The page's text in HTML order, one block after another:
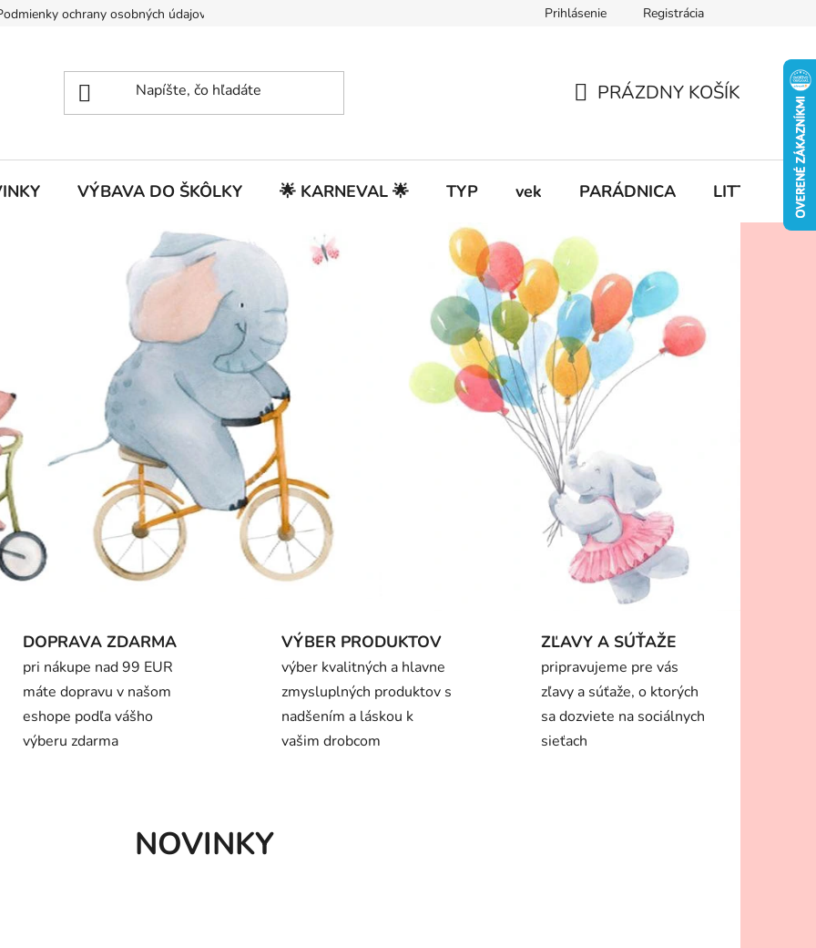
ochrany osobných údajov Prihlásenie Registrácia
KOŠÍK
PRÁZDNY KOŠÍK
VÝBAVA DO ŠKÔLKY 🌟 KARNEVAL 🌟 TYP vek PARÁDNICA LITTLE
Nasledujúce
DOPRAVA ZDARMA
pri nákupe nad 99 EUR
máte dopravu v našom
eshope podľa vášho
výberu zdarma
VÝBER PRODUKTOV
výber kvalitných a hlavne
zmysluplných produktov s
nadšením a láskou k
vašim drobcom
ZĽAVY A SÚŤAŽE
pripravujeme pre vás
zľavy a súťaže, o ktorých
sa dozviete na sociálnych
sieťach
NOVINKY